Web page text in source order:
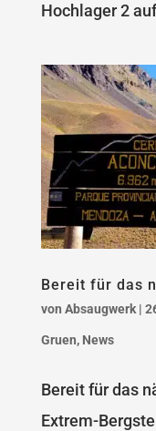
Hochlager 2
Bereit für das
von Absaugwerk|
Gruen, News
Bereit für das
Extrem-